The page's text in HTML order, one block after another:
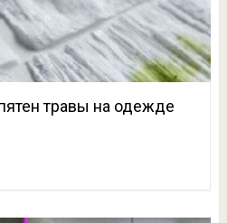
травы на одежде